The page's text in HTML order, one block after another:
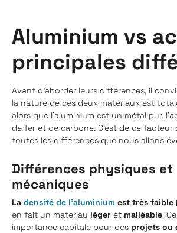
Aluminium vs
principales
Avant d'aborder leurs différences, il
la nature de ces deux matériaux est
alors que l'aluminium est un métal pur,
de fer et de carbone. C'est de ce
toutes les différences que nous allons
Différences physiques et
mécaniques
La densité de l'aluminium est très faible
en fait un matériau léger et malléable.
importance capitale pour des projets ou